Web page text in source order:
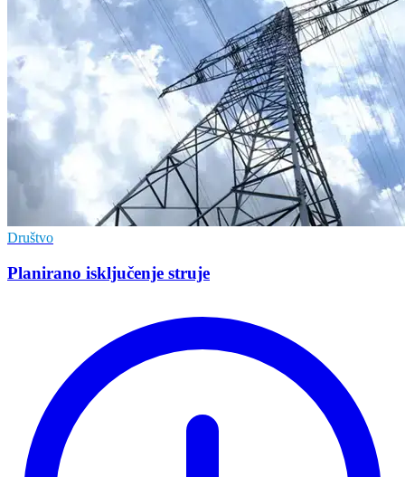
Društvo
Planirano isključenje struje